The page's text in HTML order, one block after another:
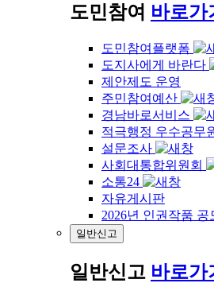
도민참여 바로가
도민참여플랫폼
도지사에게 바란다
제안제도 운영
주민참여예산
경남바로서비스
적극행정 우수공무
설문조사
사회대통합위원회
소통24
자유게시판
2026년 인권작품 공
일반신고
일반신고 바로가